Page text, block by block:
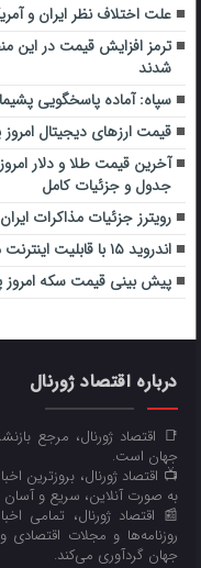
علت اختلاف نظر ایران و
ترمز افزایش قیمت در این
شدند
سپاه: آماده پاسخگویی
قیمت ارز‌های دیجیتال امروز یکشنبه ۱۱
جدول و جزئیات کامل
رویترز جزئیات مذاکرات
اندروید ۱۵ با قابلیت اینترنت ماهواره‌ای می‌آید!
پیش بینی قیمت سکه امروز پنجشنبه
درباره اقتصاد ژورنال
📑 اقتصاد ژورنال، مرجع
جهان است.
📺 اقتصاد ژورنال، بروزترین
به صورت آنلاین، سریع و آسان
📰 اقتصاد ژورنال، تمامی
روزنامه‌ها و مجلات اقتصادی
جهان گردآوری می‌کند.